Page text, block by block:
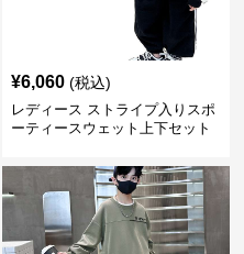
¥6,060 (税込)
レディース ストライプ入りスポ
ーティースウェット上下セット